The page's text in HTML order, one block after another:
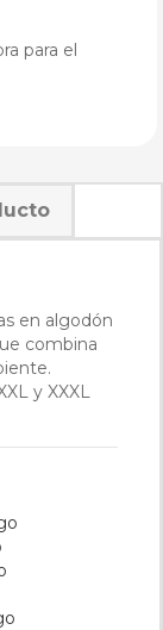
para el
en algodón
combina
y XXXL